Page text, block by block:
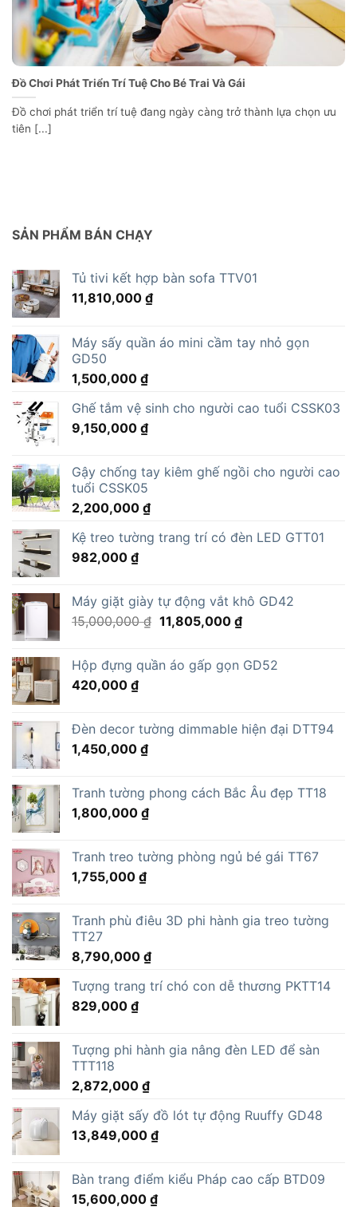
Đồ Chơi Phát Triển Trí Tuệ Cho Bé Trai Và Gái
Đồ chơi phát triển trí tuệ đang ngày càng trở thành lựa chọn ưu
tiên [...]
SẢN PHẨM BÁN CHẠY
Tủ tivi kết hợp bàn sofa TTV01
11,810,000 ₫
Máy sấy quần áo mini cầm tay nhỏ gọn
GD50
1,500,000 ₫
Ghế tắm vệ sinh cho người cao tuổi CSSK03
9,150,000 ₫
Gậy chống tay kiêm ghế ngồi cho người cao
tuổi CSSK05
2,200,000 ₫
Kệ treo tường trang trí có đèn LED GTT01
982,000 ₫
Máy giặt giày tự động vắt khô GD42
15,000,000₫ Giá
15,000,000 ₫.
11,805,000 ₫Giá
là:
Hộp đựng quần áo gấp gọn GD52
420,000 ₫
Đèn decor tường dimmable hiện đại DTT94
1,450,000 ₫
Tranh tường phong cách Bắc Âu đẹp TT18
1,800,000 ₫
Tranh treo tường phòng ngủ bé gái TT67
1,755,000 ₫
Tranh phù điêu 3D phi hành gia treo tường
TT27
8,790,000 ₫
Tượng trang trí chó con dễ thương PKTT14
829,000 ₫
Tượng phi hành gia nâng đèn LED để sàn
TTT118
2,872,000 ₫
Máy giặt sấy đồ lót tự động Ruuffy GD48
13,849,000 ₫
Bàn trang điểm kiểu Pháp cao cấp BTD09
15,600,000 ₫